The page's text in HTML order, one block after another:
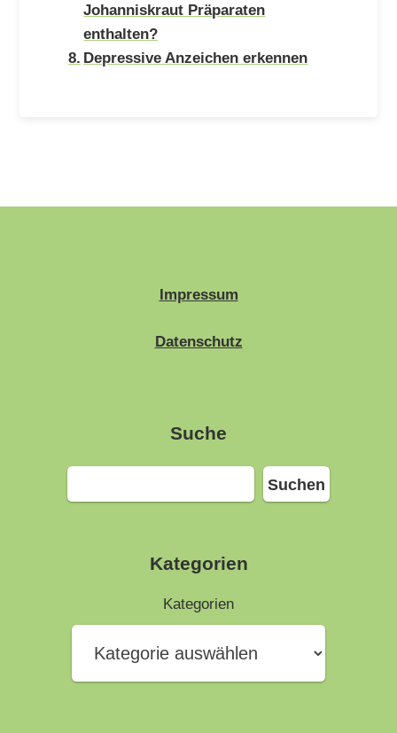
Johanniskraut Präparaten
enthalten?
Depressive Anzeichen erkennen
Impressum
Datenschutz
Suche
Suchen
Suchen
Kategorien
Kategorien